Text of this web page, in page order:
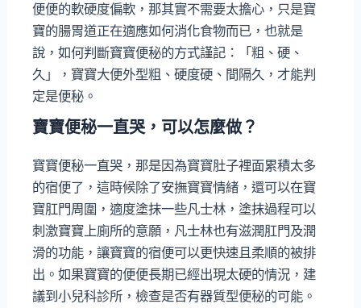
便便的軟硬度偏軟，那其實不需要太擔心，只是寶
寶的腸胃道正在適應如何消化食物而已，也就是
說，如何判斷寶寶便秘的方式謹記：「粗、硬、
久」，寶寶大便外型粗、硬度硬、間隔久，才能判
定是便秘。
寶寶便秘一直哭，可以怎麼做？
寶寶便秘一直哭，那是因為寶寶肚子裡面累積太多
的宿便了，這時候除了安撫寶寶情緒，還可以在寶
寶肛門周圍，適度塗抹一些凡士林，塗抹過程可以
刺激寶寶上廁所的意願，凡士林也有滋潤肛門及潤
滑的功能，讓寶寶的宿便可以更快速且柔順的被排
出。如果寶寶的便便長期已經出現太硬的情況，建
議到小兒科診所，檢查是否有器質型便秘的可能。